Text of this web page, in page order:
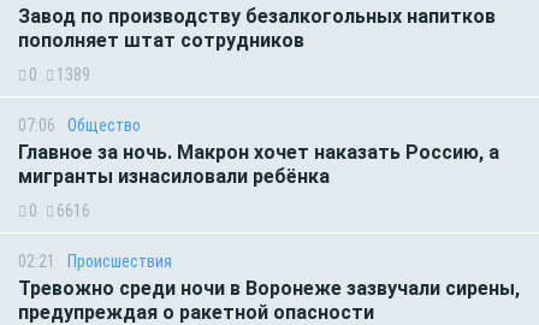
Завод по производству безалкогольных напитков
пополняет штат сотрудников
0 1389
07:06 Общество
Главное за ночь. Макрон хочет наказать Россию, а
мигранты изнасиловали ребёнка
0 6616
02:21 Происшествия
Тревожно среди ночи в Воронеже зазвучали сирены,
предупреждая о ракетной опасности